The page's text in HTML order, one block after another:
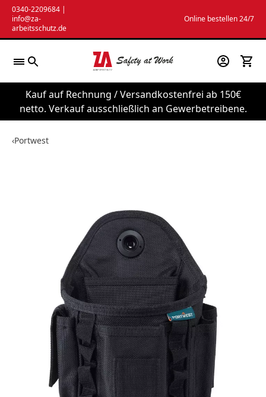
Zum
Inhalt
springen
0340-2209684 |
info@za-
arbeitsschutz.de
Online bestellen 24/7
Kauf auf Rechnung / Versandkostenfrei ab 150€
netto. Verkauf ausschließlich an Gewerbetreibene.
‹Portwest